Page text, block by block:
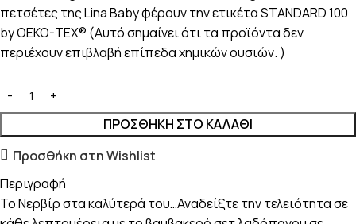
πετσέτες της Lina Baby φέρουν την ετικέτα STANDARD 100
by OEKO-TEX® (Αυτό σημαίνει ότι τα προϊόντα δεν
περιέχουν επιβλαβή επίπεδα χημικών ουσιών. )
ΠΡΟΣΘΉΚΗ ΣΤΟ ΚΑΛΆΘΙ
Προσθήκη στη Wishlist
Περιγραφή
Το Νερβίρ στα καλύτερά του…Αναδείξτε την τελειότητα σε